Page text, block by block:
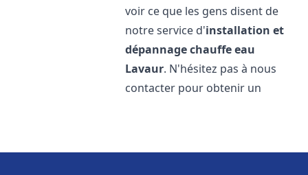
voir ce que les gens disent de
notre service d'installation et
dépannage chauffe eau
Lavaur. N'hésitez pas à nous
contacter pour obtenir un